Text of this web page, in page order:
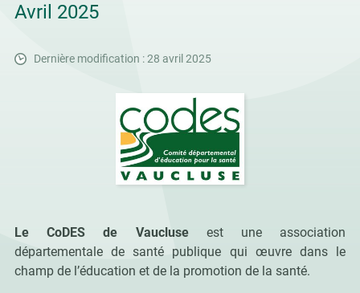
Avril 2025
Dernière modification : 28 avril 2025
Le CoDES de Vaucluse est une association
départementale de santé publique qui œuvre dans le
champ de l’éducation et de la promotion de la santé.